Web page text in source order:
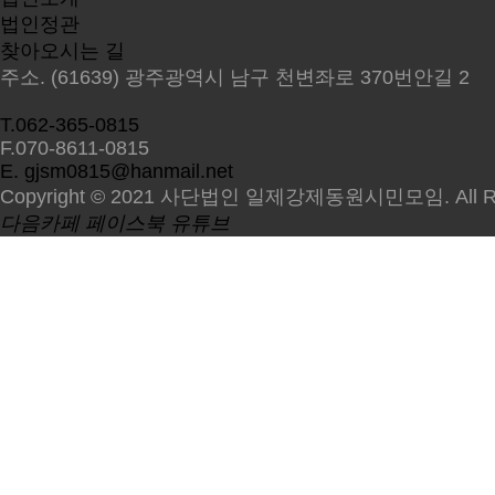
법인정관
찾아오시는 길
주소. (61639) 광주광역시 남구 천변좌로 370번안길 2
T.062-365-0815
F.070-8611-0815
E. gjsm0815@hanmail.net
Copyright © 2021 사단법인 일제강제동원시민모임. All
다음카페 페이스북 유튜브